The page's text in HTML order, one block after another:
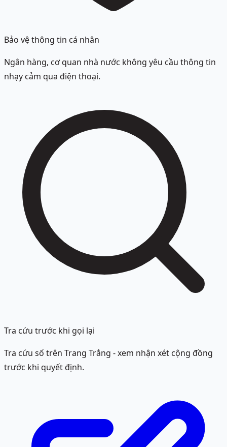
Bảo vệ thông tin cá nhân
Ngân hàng, cơ quan nhà nước không yêu cầu thông tin
nhạy cảm qua điện thoại.
Tra cứu trước khi gọi lại
Tra cứu số trên Trang Trắng - xem nhận xét cộng đồng
trước khi quyết định.